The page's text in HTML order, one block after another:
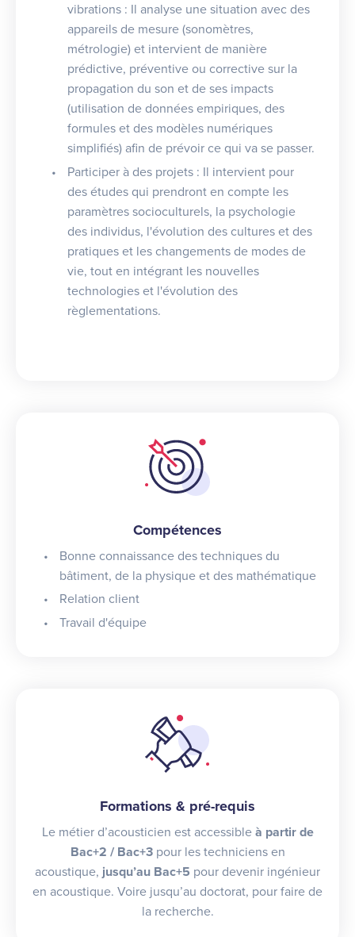
vibrations : Il analyse une situation avec des
appareils de mesure (sonomètres,
métrologie) et intervient de manière
prédictive, préventive ou corrective sur la
propagation du son et de ses impacts
(utilisation de données empiriques, des
formules et des modèles numériques
simplifiés) afin de prévoir ce qui va se passer.
Participer à des projets : Il intervient pour
des études qui prendront en compte les
paramètres socioculturels, la psychologie
des individus, l'évolution des cultures et des
pratiques et les changements de modes de
vie, tout en intégrant les nouvelles
technologies et l'évolution des
règlementations.
Compétences
Bonne connaissance des techniques du
bâtiment, de la physique et des mathématique
Relation client
Travail d'équipe
Formations & pré-requis
Le métier d’acousticien est accessible à partir de
Bac+2 / Bac+3 pour les techniciens en
acoustique, jusqu’au Bac+5 pour devenir ingénieur
en acoustique. Voire jusqu’au doctorat, pour faire de
la recherche.